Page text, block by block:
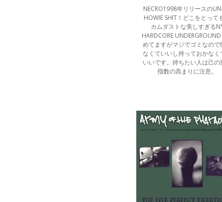
NECRO1998年リリースの
HOWIE SHIT！どこをとって
カムダストな美しすぎる
HARDCORE
めてますがマジでゴミなので
なくていいし持っておかなく
いいです。持ちたい人は己の
指数の高まりに注意。